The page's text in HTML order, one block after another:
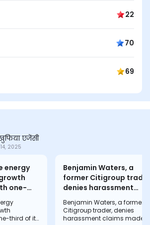
22
70
69
एजेंसी
2025
energy
one-
actively
aims
third of its
Benjamin Waters, a
former Citigroup
denies harassment
claims made by broker
Christine O'Reilly in a
lawsuit. O'Reilly alleges
Benjamin Waters, a former
Citigroup trader, denies
harassment claims made